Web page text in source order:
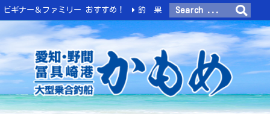
ビギナー＆ファミリー おすすめ！ 釣 果